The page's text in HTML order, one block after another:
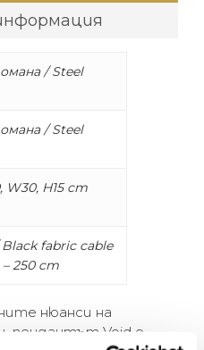
/ Steel
/ Steel
W30, H15 cm
fabric cable
– 250 cm
нюанси на
пендантът Void е